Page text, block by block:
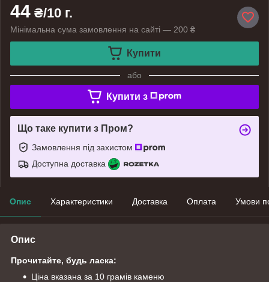
44 ₴/10 г.
Мінімальна сума замовлення на сайті — 200 ₴
Купити
або
Купити з
Що таке купити з Пром?
Замовлення під захистом
Доступна доставка
Опис Характеристики Доставка Оплата Умови
Опис
Прочитайте, будь ласка:
Ціна вказана за 10 грамів каменю